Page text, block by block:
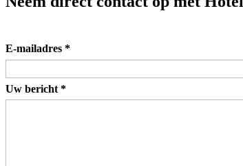
E-mailadres *
Uw bericht *